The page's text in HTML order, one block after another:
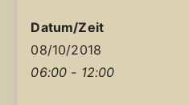
Datum/Zeit
08/10/2018
06:00 - 12:00